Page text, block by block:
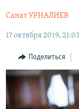
Вернутся
ЎЗБЕКЧА
ТОҶИКӢ
TÜRKMENÇE
ПОДПИШИТЕСЬ НА НАС
Все сайты РСЕ/
Санат УРНАЛИЕВ
17 октября 2019, 21:03
Поделиться